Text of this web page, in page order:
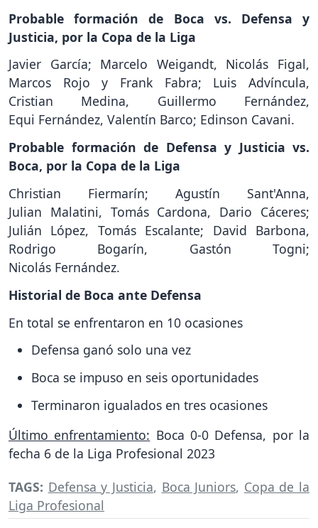
Probable formación de Boca vs. Defensa y
Justicia, por la Copa de la Liga
Javier García; Marcelo Weigandt, Nicolás Figal,
Marcos Rojo y Frank Fabra; Luis Advíncula,
Cristian Medina, Guillermo Fernández,
Equi Fernández, Valentín Barco; Edinson Cavani.
Probable formación de Defensa y Justicia vs.
Boca, por la Copa de la Liga
Christian Fiermarín; Agustín Sant'Anna,
Julian Malatini, Tomás Cardona, Dario Cáceres;
Julián López, Tomás Escalante; David Barbona,
Rodrigo Bogarín, Gastón Togni;
Nicolás Fernández.
Historial de Boca ante Defensa
En total se enfrentaron en 10 ocasiones
Defensa ganó solo una vez
Boca se impuso en seis oportunidades
Terminaron igualados en tres ocasiones
Último enfrentamiento: Boca 0-0 Defensa, por la
fecha 6 de la Liga Profesional 2023
TAGS: Defensa y Justicia, Boca Juniors, Copa de la
Liga Profesional